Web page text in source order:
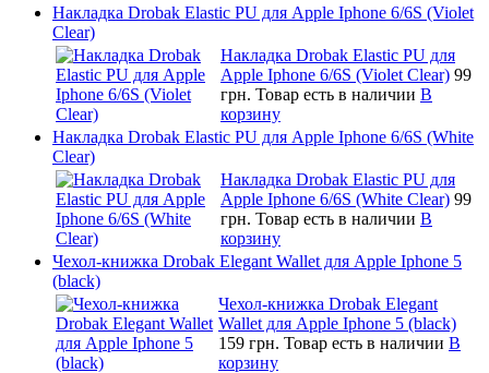
Накладка Drobak Elastic PU для Apple Iphone 6/6S (Violet
Clear)
Накладка Drobak Elastic PU для
Apple Iphone 6/6S (Violet Clear) 99
грн. Товар есть в наличии В
корзину
Накладка Drobak Elastic PU для Apple Iphone 6/6S (White
Clear)
Накладка Drobak Elastic PU для
Apple Iphone 6/6S (White Clear) 99
грн. Товар есть в наличии В
корзину
Чехол-книжка Drobak Elegant Wallet для Apple Iphone 5
(black)
Чехол-книжка Drobak Elegant
Wallet для Apple Iphone 5 (black)
159 грн. Товар есть в наличии В
корзину